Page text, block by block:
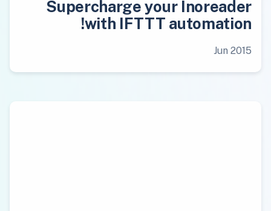
Supercharge your Inoreader
with IFTTT automation!
Jun 2015